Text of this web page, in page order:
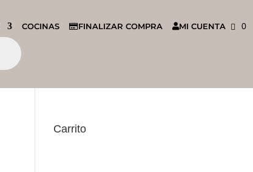
COCINAS FINALIZAR COMPRA MI CUENTA
0
Carrito